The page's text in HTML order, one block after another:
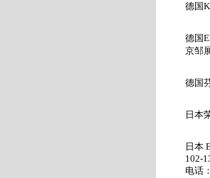
德国
德国
京邹
德国
日本
日本
102-
电话：